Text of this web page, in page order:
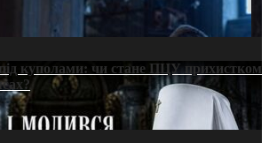
куполами: чи стане ПЦУ прихистком